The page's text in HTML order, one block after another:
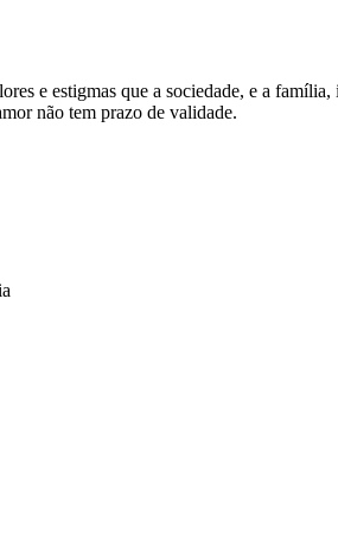
e estigmas que a sociedade, e a
não tem prazo de validade.